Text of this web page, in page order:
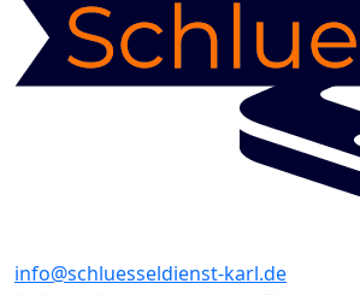
info@schluesseldienst-karl.de